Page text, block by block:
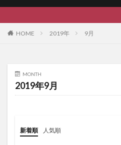
HOME 2019年 9月
MONTH
2019年9月
新着順 人気順